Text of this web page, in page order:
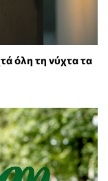
όλη τη νύχτα τα